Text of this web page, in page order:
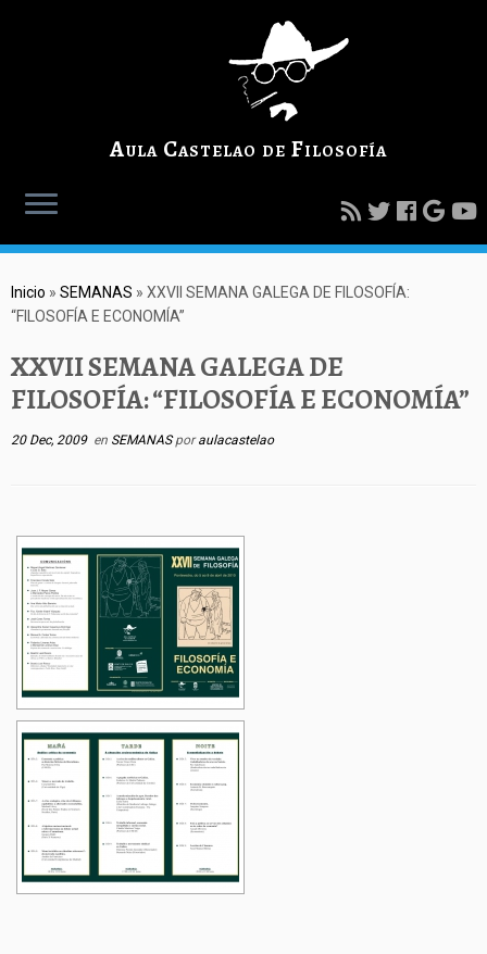
Aula Castelao de Filosofía
Inicio » SEMANAS » XXVII SEMANA GALEGA DE FILOSOFÍA:
“FILOSOFÍA E ECONOMÍA”
XXVII SEMANA GALEGA DE
FILOSOFÍA: “FILOSOFÍA E ECONOMÍA”
20 Dec, 2009en SEMANASporaulacastelao